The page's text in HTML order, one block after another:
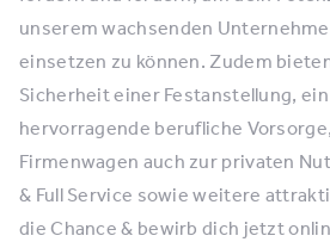
unserem wachsenden
einsetzen zu können. Zudem
Sicherheit einer Festanstellung,
hervorragende berufliche
Firmenwagen auch zur privaten
& Full Service sowie weitere
die Chance & bewirb dich jetzt